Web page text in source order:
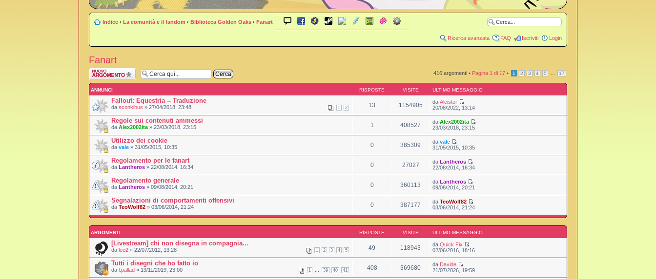
Indice ‹ La comunità e il fandom ‹ Biblioteca Golden Oaks ‹ Fanart
Ricerca avanzata FAQ Iscriviti Login
Fanart
Scrivi un nuovo
argomento
416 argomenti • Pagina 1 di 17 • 1 2 3 4 5 17
ANNUNCI RISPOSTE VISITE ULTIMO MESSAGGIO
Fallout: Equestria -- Traduzione
1 2
da sconkibus » 27/04/2018, 23:48 13 1154905 daAleister
20/08/2022, 13:14
Regole sui contenuti ammessi
da Alex2002ita » 23/03/2018, 23:15 1 408527 daAlex2002ita
23/03/2018, 23:15
Utilizzo dei cookie
da vale » 31/05/2015, 10:35 0 385309 davale
31/05/2015, 10:35
Regolamento per le fanart
da Lantheros » 22/08/2014, 16:34 0 27027 daLantheros
22/08/2014, 16:34
Regolamento generale
da Lantheros » 09/08/2014, 20:21 0 360113 daLantheros
09/08/2014, 20:21
Segnalazioni di comportamenti offensivi
da TeoWolf82 » 03/06/2014, 21:24 0 387177 daTeoWolf82
03/06/2014, 21:24
ARGOMENTI RISPOSTE VISITE ULTIMO MESSAGGIO
[Livestream] chi non disegna in compagnia...
1 2 3 4 5
da leo2 » 22/07/2012, 13:28 49 118943 daQuick Fix
02/06/2016, 18:16
Tutti i disegni che ho fatto io
1 39 40 41
da l.pallad » 19/11/2019, 23:00 408 369680 da Davide
21/07/2026, 19:59